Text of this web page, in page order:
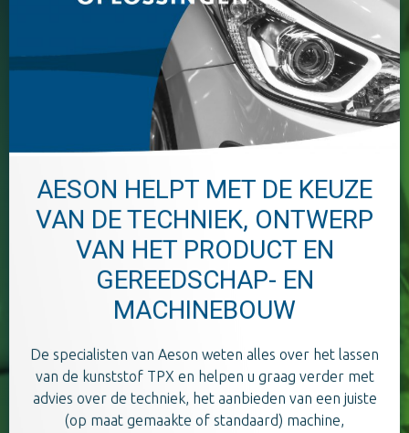
AESON HELPT MET DE KEUZE
VAN DE TECHNIEK, ONTWERP
VAN HET PRODUCT EN
GEREEDSCHAP- EN
MACHINEBOUW
De specialisten van Aeson weten alles over het lassen
van de kunststof TPX en helpen u graag verder met
advies over de techniek, het aanbieden van een juiste
(op maat gemaakte of standaard) machine,